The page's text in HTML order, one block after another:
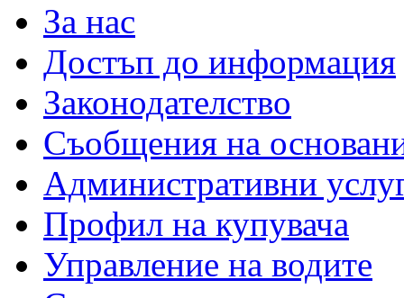
За нас
Достъп до информация
Законодателство
Съобщения на
Административни
Профил на купувача
Управление на водите